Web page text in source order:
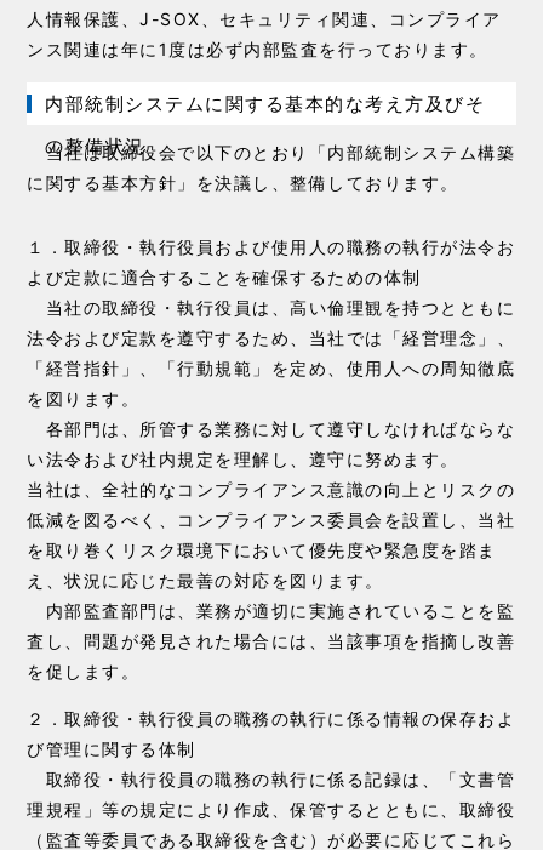
人情報保護、J-SOX、セキュリティ関連、コンプライア
ンス関連は年に1度は必ず内部監査を行っております。
内部統制システムに関する基本的な考え方及びそ
の整備状況
当社は取締役会で以下のとおり「内部統制システム構築
に関する基本方針」を決議し、整備しております。
１．取締役・執行役員および使用人の職務の執行が法令お
よび定款に適合することを確保するための体制
当社の取締役・執行役員は、高い倫理観を持つとともに
法令および定款を遵守するため、当社では「経営理念」、
「経営指針」、「行動規範」を定め、使用人への周知徹底
を図ります。
各部門は、所管する業務に対して遵守しなければならな
い法令および社内規定を理解し、遵守に努めます。
当社は、全社的なコンプライアンス意識の向上とリスクの
低減を図るべく、コンプライアンス委員会を設置し、当社
を取り巻くリスク環境下において優先度や緊急度を踏ま
え、状況に応じた最善の対応を図ります。
内部監査部門は、業務が適切に実施されていることを監
査し、問題が発見された場合には、当該事項を指摘し改善
を促します。
２．取締役・執行役員の職務の執行に係る情報の保存およ
び管理に関する体制
取締役・執行役員の職務の執行に係る記録は、「文書管
理規程」等の規定により作成、保管するとともに、取締役
（監査等委員である取締役を含む）が必要に応じてこれら